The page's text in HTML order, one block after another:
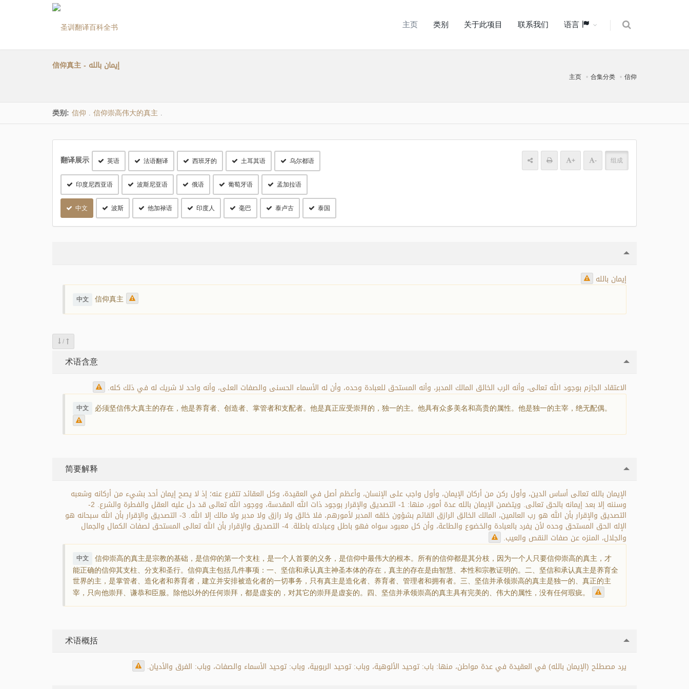
主页 类别 关于此项目 联系我们 语言
信仰真主 - إيمان بالله
主页 合集分类 信仰
类别: 信仰 信仰崇高伟大的真主
翻译展示 英语 法语翻译 西班牙的 土耳其语 乌尔都语
印度尼西亚语 波斯尼亚语 俄语 葡萄牙语 孟加拉语
中文 波斯 他加禄语 印度人 毫巴 泰卢古 泰国
+ - 组成
إيمان بالله
中文 信仰真主
/
术语含意
الاعتقاد الجازم بوجود الله تعالى، وأنه الرب الخالق المالك المدبر، وأنه المستحق للعبادة وحده، وأن له الأسماء الحسنى والصفات العلى، وأنه واحد لا شريك له في ذلك كله.
中文 必须坚信伟大真主的存在，他是养育者、创造者、掌管者和支配者。他是真正应受崇拜的，独一的主。他具有众多美名和高贵的属性。他是独一的主宰，绝无配偶。
简要解释
الإيمان بالله تعالى أساس الدين، وأول ركن من أركان الإيمان، وأول واجب على الإنسان، وأعظم أصل في العقيدة، وكل العقائد تتفرع عنه؛ إذ لا يصح إيمان أحد بشيء من أركانه وشعبه
وسننه إلا بعد إيمانه بالحق تعالى. ويتضمن الإيمان بالله عدة أمور، منها: 1- التصديق والإقرار بوجود ذات الله المقدسة، ووجود الله تعالى قد دل عليه العقل والفطرة والشرع. 2-
التصديق والإقرار بأن الله هو رب العالمين، المالك الخالق الرازق القائم بشؤون خلقه المدبر لأمورهم، فلا خالق ولا رازق ولا مدبر ولا مالك إلا الله. 3- التصديق والإقرار بأن الله سبحانه هو
الإله الحق المستحق وحده لأن يفرد بالعبادة والخضوع والطاعة، وأن كل معبود سواه فهو باطل وعبادته باطلة. 4- التصديق والإقرار بأن الله تعالى المستحق لصفات الكمال والجمال
والجلال، المنزه عن صفات النقص والعيب.
中文 信仰崇高的真主是宗教的基础，是信仰的第一个支柱，是一个人首要的义务，是信仰中最伟大的根本。所有的信仰都是其分枝，因为一个人只要信仰崇高的真主，才
能正确的信仰其支柱、分支和圣行。信仰真主包括几件事项：一、坚信和承认真主神圣本体的存在，真主的存在是由智慧、本性和宗教证明的。二、坚信和承认真主是养育全
世界的主，是掌管者、造化者和养育者，建立并安排被造化者的一切事务，只有真主是造化者、养育者、管理者和拥有者。三、坚信并承领崇高的真主是独一的、真正的主
宰，只向他崇拜、谦恭和臣服。除他以外的任何崇拜，都是虚妄的，对其它的崇拜是虚妄的。四、坚信并承领崇高的真主具有完美的、伟大的属性，没有任何瑕疵。
术语概括
يرد مصطلح (الإيمان بالله) في العقيدة في عدة مواطن، منها: باب: توحيد الألوهية، وباب: توحيد الربوبية، وباب: توحيد الأسماء والصفات، وباب: الفرق والأديان.